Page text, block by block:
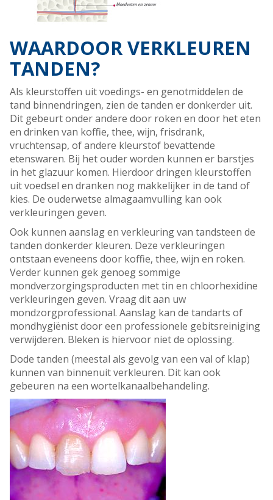
WAARDOOR VERKLEUREN
TANDEN?
Als kleurstoffen uit voedings- en genotmiddelen de
tand binnendringen, zien de tanden er donkerder uit.
Dit gebeurt onder andere door roken en door het eten
en drinken van koffie, thee, wijn, frisdrank,
vruchtensap, of andere kleurstof bevattende
etenswaren. Bij het ouder worden kunnen er barstjes
in het glazuur komen. Hierdoor dringen kleurstoffen
uit voedsel en dranken nog makkelijker in de tand of
kies. De ouderwetse almagaamvulling kan ook
verkleuringen geven.
Ook kunnen aanslag en verkleuring van tandsteen de
tanden donkerder kleuren. Deze verkleuringen
ontstaan eveneens door koffie, thee, wijn en roken.
Verder kunnen gek genoeg sommige
mondverzorgingsproducten met tin en chloorhexidine
verkleuringen geven. Vraag dit aan uw
mondzorgprofessional. Aanslag kan de tandarts of
mondhygiënist door een professionele gebitsreiniging
verwijderen. Bleken is hiervoor niet de oplossing.
Dode tanden (meestal als gevolg van een val of klap)
kunnen van binnenuit verkleuren. Dit kan ook
gebeuren na een wortelkanaalbehandeling.